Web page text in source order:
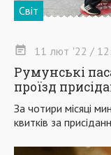
Світ
11 лют '22 /
Румунські
проїзд
За чотири місяці
квитків за